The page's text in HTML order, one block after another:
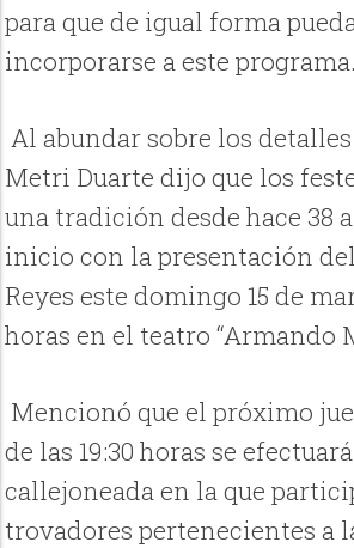
para que de igual forma
incorporarse a este programa.
Al abundar sobre los
Metri Duarte dijo que los
una tradición desde hace 38
inicio con la presentación
Reyes este domingo 15 de
horas en el teatro “Armando
Mencionó que el próximo
de las 19:30 horas se
callejoneada en la que
trovadores pertenecientes a